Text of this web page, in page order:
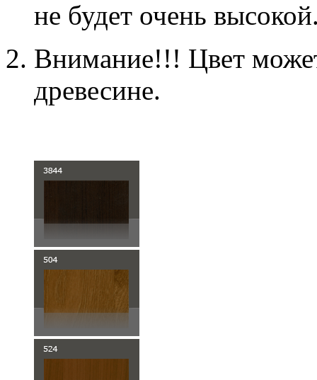
не будет очень
Внимание!!! Цвет
древесине.